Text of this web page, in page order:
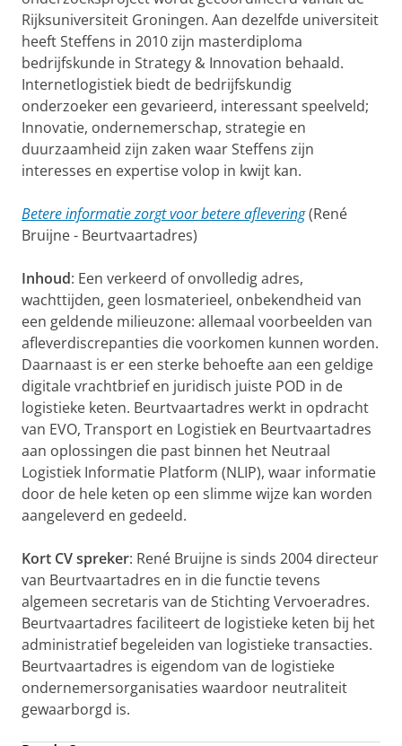
Rijksuniversiteit Groningen. Aan dezelfde universiteit
heeft Steffens in 2010 zijn masterdiploma
bedrijfskunde in Strategy & Innovation behaald.
Internetlogistiek biedt de bedrijfskundig
onderzoeker een gevarieerd, interessant speelveld;
Innovatie, ondernemerschap, strategie en
duurzaamheid zijn zaken waar Steffens zijn
interesses en expertise volop in kwijt kan.
Betere informatie zorgt voor betere aflevering(René
Bruijne - Beurtvaartadres)
Inhoud: Een verkeerd of onvolledig adres,
wachttijden, geen losmaterieel, onbekendheid van
een geldende milieuzone: allemaal voorbeelden van
afleverdiscrepanties die voorkomen kunnen worden.
Daarnaast is er een sterke behoefte aan een geldige
digitale vrachtbrief en juridisch juiste POD in de
logistieke keten. Beurtvaartadres werkt in opdracht
van EVO, Transport en Logistiek en Beurtvaartadres
aan oplossingen die past binnen het Neutraal
Logistiek Informatie Platform (NLIP), waar informatie
door de hele keten op een slimme wijze kan worden
aangeleverd en gedeeld.
Kort CV spreker: René Bruijne is sinds 2004 directeur
van Beurtvaartadres en in die functie tevens
algemeen secretaris van de Stichting Vervoeradres.
Beurtvaartadres faciliteert de logistieke keten bij het
administratief begeleiden van logistieke transacties.
Beurtvaartadres is eigendom van de logistieke
ondernemersorganisaties waardoor neutraliteit
gewaarborgd is.